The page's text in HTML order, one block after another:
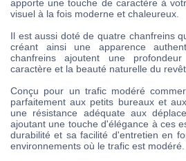
apporte une touche de caractère à
visuel à la fois moderne et chaleureux.
Il est aussi doté de quatre chanfreins
créant ainsi une apparence
chanfreins ajoutent une
caractère et la beauté naturelle du
Conçu pour un trafic modéré
parfaitement aux petits bureaux et
une résistance adéquate aux
ajoutant une touche d'élégance à ces
durabilité et sa facilité d'entretien en
environnements où le trafic est modéré.